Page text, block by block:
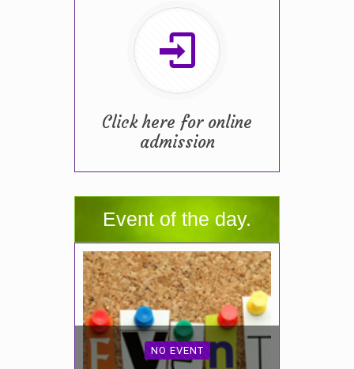
Click here for online
admission
Event of the day.
NO EVENT